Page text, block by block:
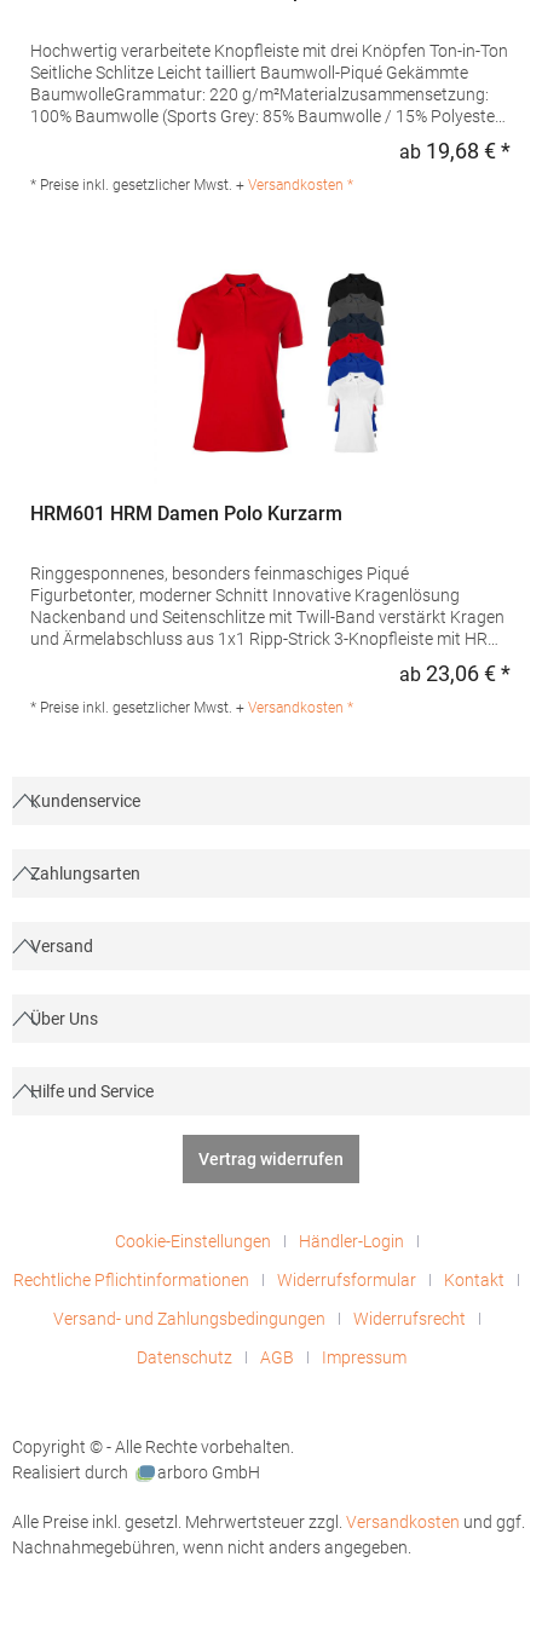
Hochwertig verarbeitete Knopfleiste mit drei Knöpfen Ton-in-Ton
Seitliche Schlitze Leicht tailliert Baumwoll-Piqué Gekämmte
BaumwolleGrammatur: 220 g/m²Materialzusammensetzung:
100% Baumwolle (Sports Grey: 85% Baumwolle / 15% Polyester),
Produktsicherheit: Herst.-Nr.: 4005FHersteller: Promodoro
Fashion GmbH Am Gatherhof 57 40472 Düsseldorf Deutschland
ab 19,68 € *
* Preise inkl. gesetzlicher Mwst. + Versandkosten *
HRM601 HRM Damen Polo Kurzarm
Ringgesponnenes, besonders feinmaschiges Piqué
Figurbetonter, moderner Schnitt Innovative Kragenlösung
Nackenband und Seitenschlitze mit Twill-Band verstärkt Kragen
und Ärmelabschluss aus 1x1 Ripp-Strick 3-Knopfleiste mit HRM-
waschbarTrockner geeignetGrammatur: 180
textil.de
ab 23,06 € *
* Preise inkl. gesetzlicher Mwst. + Versandkosten *
Kundenservice
Zahlungsarten
Versand
Über Uns
Hilfe und Service
Vertrag widerrufen
Cookie-Einstellungen
Händler-Login
Rechtliche Pflichtinformationen
Widerrufsformular
Kontakt
Versand- und Zahlungsbedingungen
Widerrufsrecht
Datenschutz
AGB Impressum
Copyright © - Alle Rechte vorbehalten.
Realisiert durch
arboro GmbH
Alle Preise inkl. gesetzl. Mehrwertsteuer zzgl. Versandkosten und ggf.
Nachnahmegebühren, wenn nicht anders angegeben.